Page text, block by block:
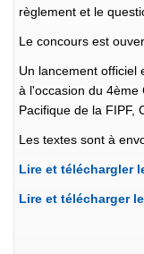
règlement et le
Le concours est
Un lancement officiel
à l'occasion du 4ème
Pacifique de la FIPF,
Les textes sont à
Lire et téléchargler
Lire et télécharger